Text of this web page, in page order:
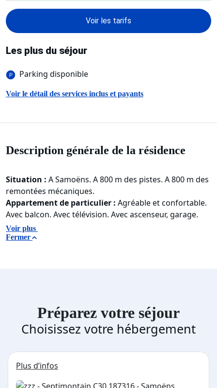
Voir les tarifs
Les plus du séjour
Parking disponible
Voir le détail des services inclus et payants
Description générale de la résidence
Situation : A Samoëns. A 800 m des pistes. A 800 m des
remontées mécaniques.
Appartement de particulier : Agréable et confortable.
Avec balcon. Avec télévision. Avec ascenseur, garage.
Voir plus
Fermer
Préparez votre séjour
Choisissez votre hébergement
Plus d’infos